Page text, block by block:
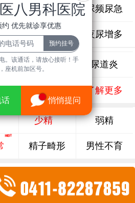
前列腺痛 尿频尿急
生 排尿不畅 夜尿增多
睾丸炎 尿道炎
了解更多
少精 弱精
精子畸形 男性不育
八男科医院
约 优先就诊享优惠
。该通话，请放心接听！手
座机前加区号。
话 悄悄提问